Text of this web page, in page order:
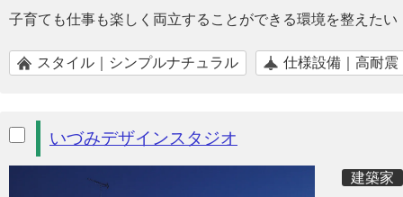
子育ても仕事も楽しく両立することができる環境を整えたい
スタイル｜シンプルナチュラル 仕様設備｜高耐震
いづみデザインスタジオ
建築家